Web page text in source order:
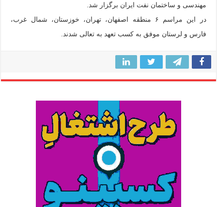
مهندسی و ساختمان نفت ایران برگزار شد.
در این مراسم ۶ منطقه اصفهان، تهران، خوزستان، شمال غرب،
فارس و لرستان موفق به کسب تعهد به تعالی شدند.